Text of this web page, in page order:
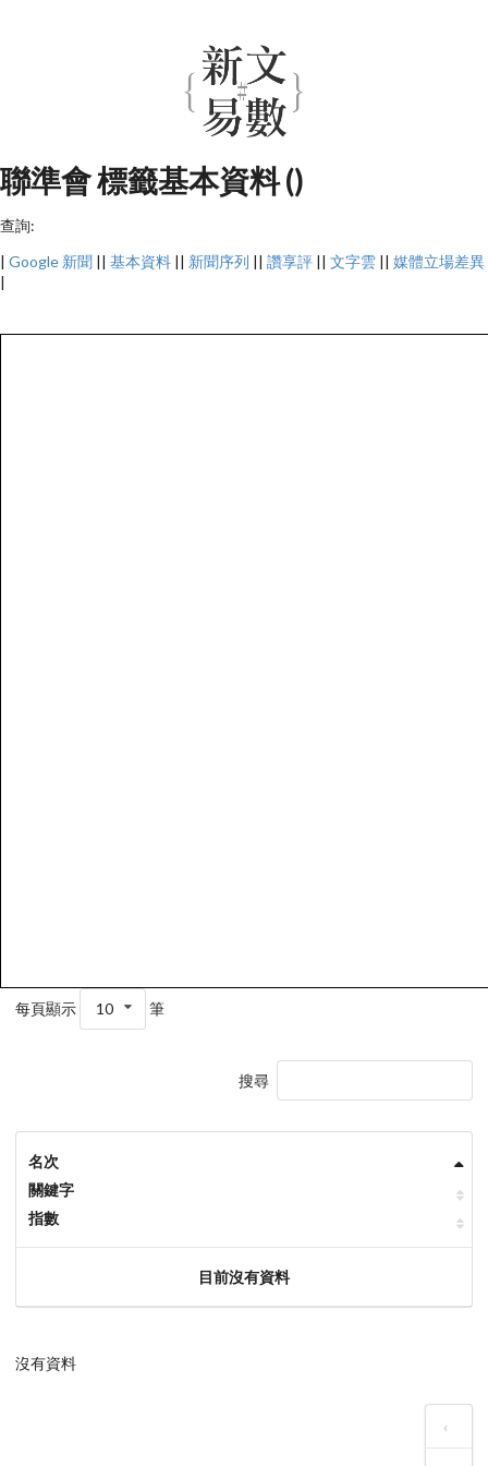
聯準會 標籤基本資料 ()
查詢:
| Google 新聞 || 基本資料 || 新聞序列 || 讚享評 || 文字雲 || 媒體立場差異
|
每頁顯示 10 筆
搜尋
名次
關鍵字
指數
目前沒有資料
沒有資料
‹